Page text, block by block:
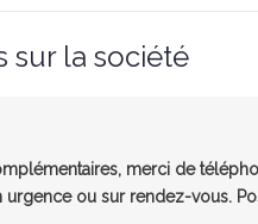
sur la société
merci de
ou sur rendez-vous.